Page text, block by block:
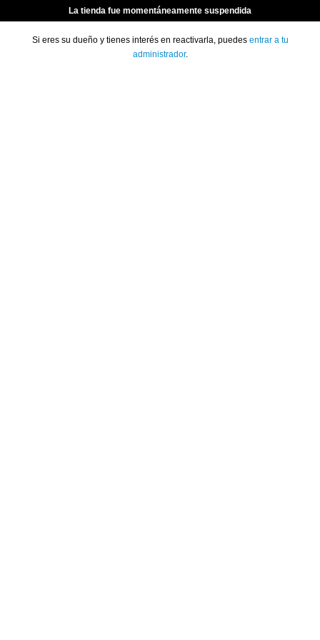
La tienda fue momentáneamente suspendida
Si eres su dueño y tienes interés en reactivarla, puedes entrar a tu
administrador.